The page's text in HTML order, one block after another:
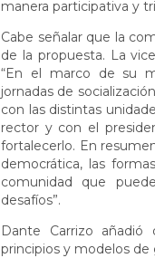
manera participativa y
Cabe señalar que la
de la propuesta. La
“En el marco de su
jornadas de
con las distintas
rector y con el
fortalecerlo. En
democrática, las
comunidad que
desafíos”.
Dante Carrizo
principios y modelos de